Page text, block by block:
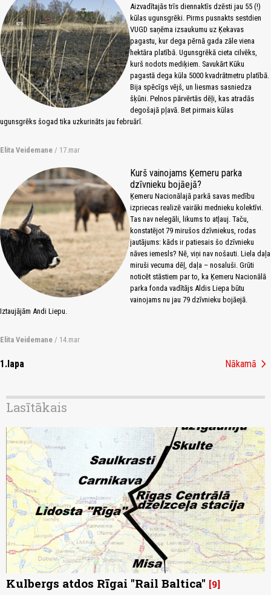
Aizvadītajās trīs diennaktīs dzēsti jau 55 (!)
kūlas ugunsgrēki. Pirms pusnakts sestdien
VUGD saņēma izsaukumu uz Ķekavas
pagastu, kur dega pērnā gada zāle viena
hektāra platībā. Ugunsgrēkā cieta cilvēks,
kurš nodots mediķiem. Savukārt Kūku
pagastā dega kūla 5000 kvadrātmetru platībā.
Bija spēcīgs vējš, un liesmas sasniedza
šķūni. Pelnos pārvērtās dēļi, kas atradās
degošajā pļavā. Bet pirmais kūlas
ugunsgrēks šogad tika uzkurināts jau februārī.
Elita Veidemane / 17.mar
Kurš vainojams Ķemeru parka
dzīvnieku bojāejā?
Ķemeru Nacionālajā parkā savas medību
izpriecas realizē vairāki mednieku kolektīvi.
Tas nav nelegāli, likums to atļauj. Taču,
konstatējot 79 mirušos dzīvniekus, rodas
jautājums: kāds ir patiesais šo dzīvnieku
nāves iemesls? Nē, viņi nav nošauti. Liela daļa
miruši vecuma dēļ, daļa – nosaluši. Grūti
noticēt stāstiem par to, ka Ķemeru Nacionālā
parka fonda vadītājs Aldis Liepa būtu
vainojams nu jau 79 dzīvnieku bojāejā.
Iztaujājām Andi Liepu.
Elita Veidemane / 14.mar
1.lapa Nākamā chevron_right
Lasītākais
Kulbergs atdos Rīgai "Rail Baltica" 9